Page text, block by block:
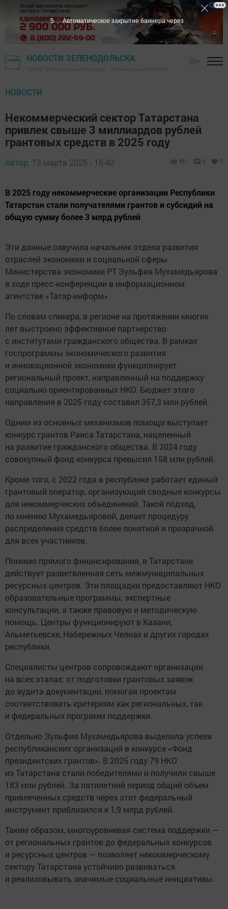
НОВОСТИ ЗЕЛЕНОДОЛЬСКА
НОВОСТИ
Некоммерческий сектор Татарстана
привлек свыше 3 миллиардов рублей
грантовых средств в 2025 году
Автор, 13 марта 2026 - 16:40 551 0 0
В 2025 году некоммерческие организации Республики
Татарстан стали получателями грантов и субсидий на
общую сумму более 3 млрд рублей
Эти данные озвучила начальник отдела развития
отраслей экономики и социальной сферы
Министерства экономики РТ Зульфия Мухамедьярова
в ходе пресс-конференции в информационном
агентстве «Татар-информ».
По словам спикера, в регионе на протяжении многих
лет выстроено эффективное партнерство
с институтами гражданского общества. В рамках
госпрограммы экономического развития
и инновационной экономики функционирует
региональный проект, направленный на поддержку
социально ориентированных НКО. Бюджет этого
направления в 2025 году составил 357,3 млн рублей.
Одним из основных механизмов помощи выступает
конкурс грантов Раиса Татарстана, нацеленный
на развитие гражданского общества. В 2024 году
совокупный фонд конкурса превысил 158 млн рублей.
Кроме того, с 2022 года в республике работает единый
грантовый оператор, организующий сводные конкурсы
для некоммерческих объединений. Такой подход,
по мнению Мухамедьяровой, делает процедуру
распределения средств более понятной и прозрачной
для всех участников.
Помимо прямого финансирования, в Татарстане
действует разветвленная сеть межмуниципальных
ресурсных центров. Эти площадки предоставляют НКО
образовательные программы, экспертные
консультации, а также правовую и методическую
помощь. Центры функционируют в Казани,
Альметьевске, Набережных Челнах и других городах
республики.
Специалисты центров сопровождают организации
на всех этапах: от подготовки грантовых заявок
до аудита документации, помогая проектам
соответствовать критериям как региональных, так
и федеральных программ поддержки.
Отдельно Зульфия Мухамедьярова выделила успехи
республиканских организаций в конкурсе «Фонд
президентских грантов». В 2025 году 79 НКО
из Татарстана стали победителями и получили свыше
183 млн рублей. За пятилетний период общий объем
привлеченных средств через этот федеральный
инструмент приблизился к 1,9 млрд рублей.
Таким образом, многоуровневая система поддержки —
от региональных грантов до федеральных конкурсов
и ресурсных центров — позволяет некоммерческому
сектору Татарстана устойчиво развиваться
и реализовывать значимые социальные инициативы.
4 Автоматическое закрытие баннера через